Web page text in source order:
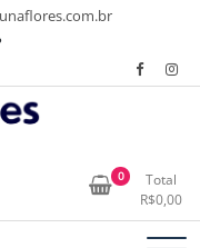
– Vila
e
arranjos, buques
0
Total
R$0,00